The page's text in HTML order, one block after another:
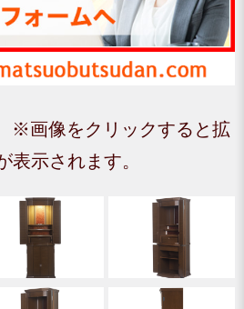
※画像をクリックすると拡
表示されます。